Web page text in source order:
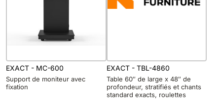
EXACT - MC-600
Support de moniteur avec
fixation
EXACT - TBL-4860
Table 60″ de large x 48″ de
profondeur, stratifiés et chants
standard exacts, roulettes